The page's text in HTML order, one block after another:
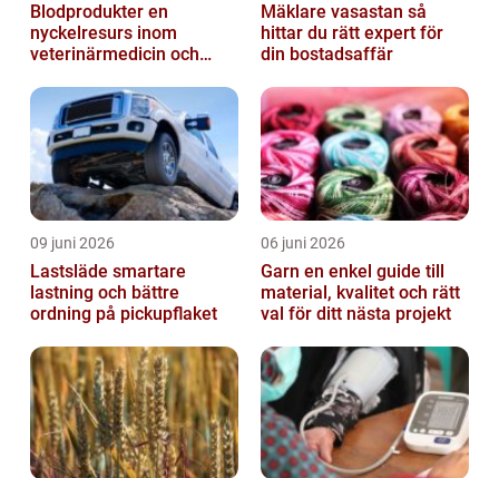
Blodprodukter en
nyckelresurs inom
veterinärmedicin och
Mäklare vasastan så
hittar du rätt expert för
din bostadsaffär
09 juni 2026
Lastsläde smartare
lastning och bättre
ordning på pickupflaket
06 juni 2026
Garn en enkel guide till
material, kvalitet och rätt
val för ditt nästa projekt